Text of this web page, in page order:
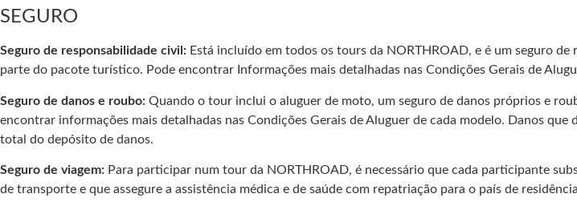
SEGURO
Seguro de responsabilidade civil: Está incluído em todos os tours da NORTHROAD, e é um seguro
parte do pacote turístico. Pode encontrar Informações mais detalhadas nas Condições Gerais de
Seguro de danos e roubo: Quando o tour inclui o aluguer de moto, um seguro de danos próprios e
encontrar informações mais detalhadas nas Condições Gerais de Aluguer de cada modelo. Danos
total do depósito de danos.
Seguro de viagem: Para participar num tour da NORTHROAD, é necessário que cada participante
de transporte e que assegure a assistência médica e de saúde com repatriação para o país de